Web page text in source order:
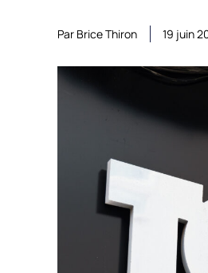
Par Brice Thiron 19 juin